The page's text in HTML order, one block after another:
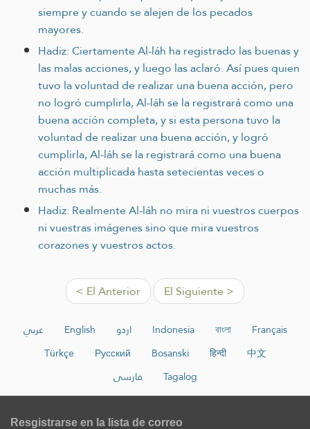
siempre y cuando se alejen de los pecados
mayores.
Hadiz: Ciertamente Al-láh ha registrado las buenas y
las malas acciones, y luego las aclaró. Así pues quien
tuvo la voluntad de realizar una buena acción, pero
no logró cumplirla, Al-láh se la registrará como una
buena acción completa, y si esta persona tuvo la
voluntad de realizar una buena acción, y logró
cumplirla, Al-láh se la registrará como una buena
acción multiplicada hasta setecientas veces o
muchas más.
Hadiz: Realmente Al-láh no mira ni vuestros cuerpos
ni vuestras imágenes sino que mira vuestros
corazones y vuestros actos.
< El Anterior El Siguiente >
عربي English اردو Indonesia বাংলা
Français
Türkçe
Русский Bosanski हिन्दी
中文
فارسی
Tagalog
Resgistrarse en la lista de correo